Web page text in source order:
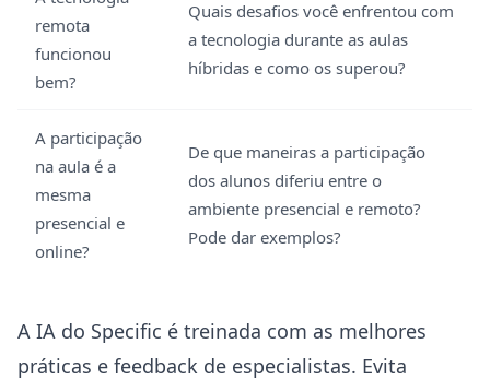
remota
funcionou
bem?
Quais desafios você enfrentou com
a tecnologia durante as aulas
híbridas e como os superou?
A participação
na aula é a
mesma
presencial e
online?
De que maneiras a participação
dos alunos diferiu entre o
ambiente presencial e remoto?
Pode dar exemplos?
A IA do Specific é treinada com as melhores
práticas e feedback de especialistas. Evita